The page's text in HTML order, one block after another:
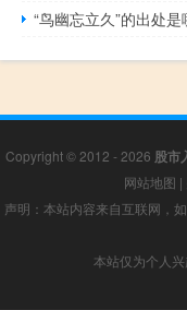
“鸟幽忘立久”的出处是
Copyright © 2012 - 2026 股市
网站地图 |
声明：本站内容来自互联网，
本站仅为个人